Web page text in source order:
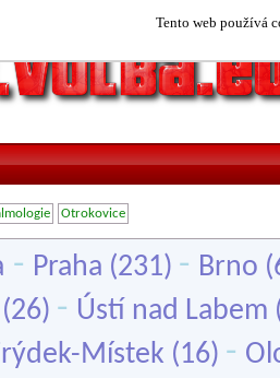
Tento web používá
Otrokovice
- Praha (231) - Brno
(26) - Ústí nad Labem
Místek (16) -